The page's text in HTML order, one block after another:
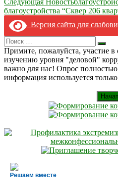
благоустройства “Сквер 206
Версия сайта для
Search
for:
Искать
Примите, пожалуйста, участие
изучению уровня "деловой"
важно для нас! Опрос
информация используется
Решаем вместе